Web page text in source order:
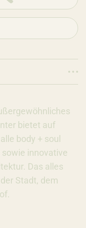
bietet auf
body + soul
innovative
Das alles
Stadt, dem